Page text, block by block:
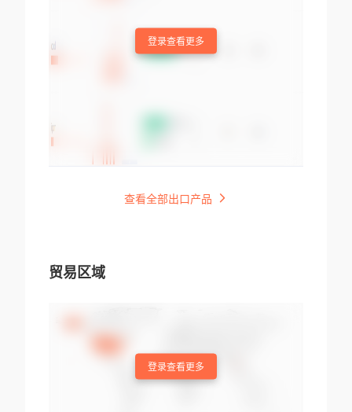
登录查看更多
查看全部出口产品
贸易区域
登录查看更多